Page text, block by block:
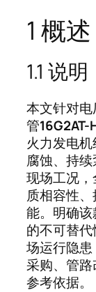
1 概述
1.1 说明
本文针对电
管
火力发电
腐蚀、持
现场工况
质相容性
能。明确该
的不可替
场运行隐
采购、管
参考依据。